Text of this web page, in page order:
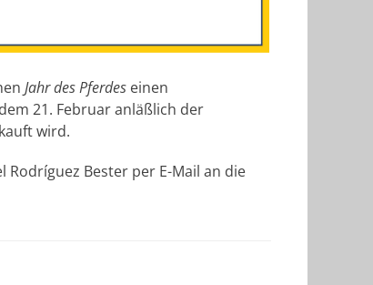
Jahr des Pferdes einen
21. Februar anläßlich der
wird.
Bester per E-Mail an die